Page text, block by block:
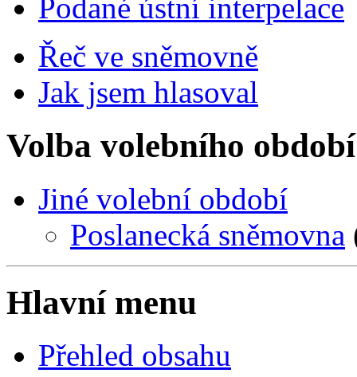
Podané ústní interpelace
Řeč ve sněmovně
Jak jsem hlasoval
Volba volebního období
Jiné volební období
Poslanecká sněmovna
Hlavní menu
Přehled obsahu